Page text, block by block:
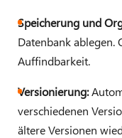
Speicherung und
Datenbank ablegen.
Auffindbarkeit.
Versionierung:
verschiedenen
ältere Versionen